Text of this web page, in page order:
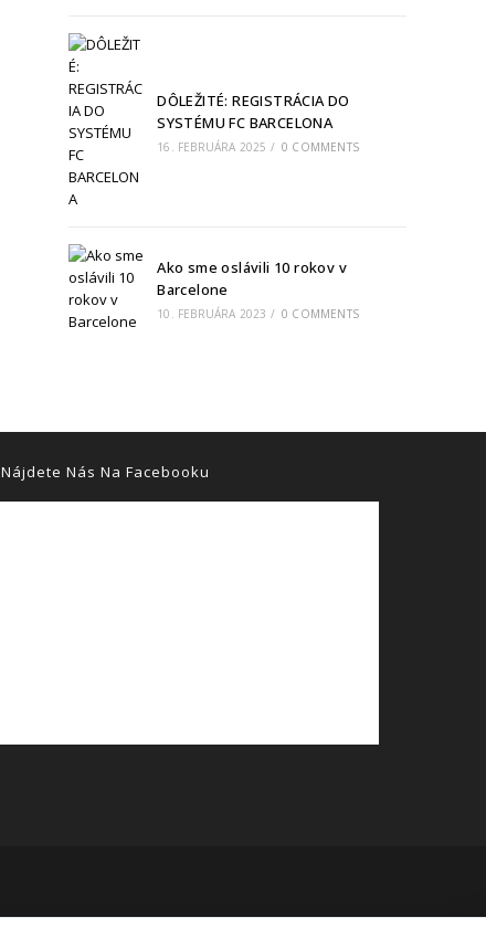
DÔLEŽITÉ: REGISTRÁCIA DO
SYSTÉMU FC BARCELONA
16. FEBRUÁRA 2025 / 0 COMMENTS
Ako sme oslávili 10 rokov v
Barcelone
10. FEBRUÁRA 2023 / 0 COMMENTS
Nájdete Nás Na Facebooku